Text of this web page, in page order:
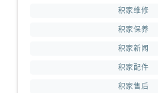
积家维修
积家保养
积家新闻
积家配件
积家售后